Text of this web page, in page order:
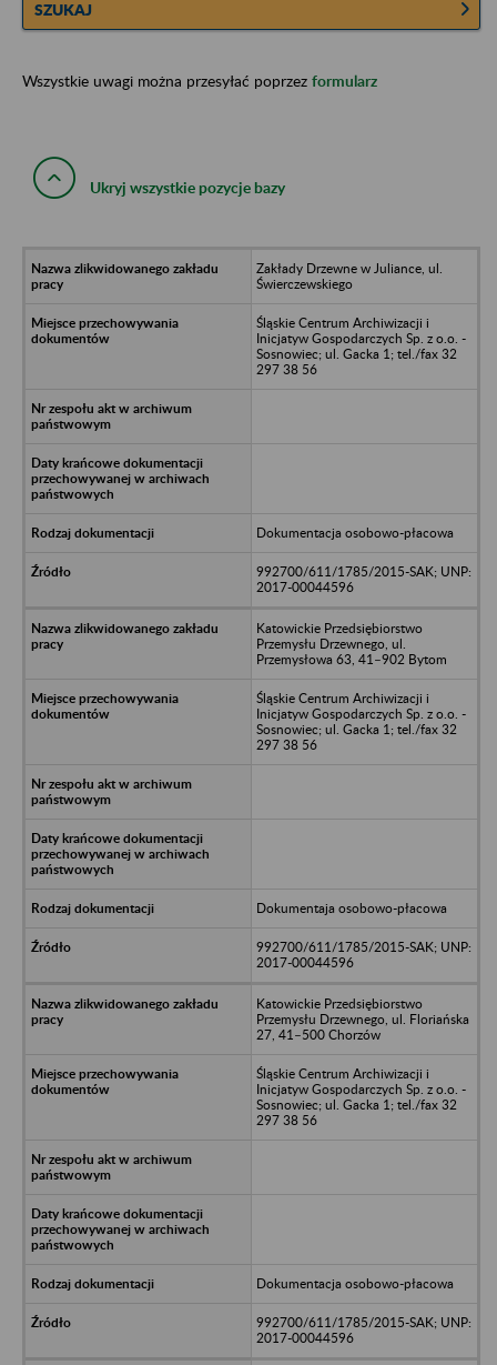
SZUKAJ
Wszystkie uwagi można przesyłać poprzez formularz
Ukryj wszystkie pozycje bazy
Zakłady Drzewne w Juliance, ul.
Świerczewskiego
Śląskie Centrum Archiwizacji i
Inicjatyw Gospodarczych Sp. z o.o. -
Sosnowiec; ul. Gacka 1; tel./fax 32
297 38 56
Dokumentacja osobowo-płacowa
992700/611/1785/2015-SAK; UNP:
2017-00044596
Katowickie Przedsiębiorstwo
Przemysłu Drzewnego, ul.
Przemysłowa 63, 41–902 Bytom
Śląskie Centrum Archiwizacji i
Inicjatyw Gospodarczych Sp. z o.o. -
Sosnowiec; ul. Gacka 1; tel./fax 32
297 38 56
Dokumentaja osobowo-płacowa
992700/611/1785/2015-SAK; UNP:
2017-00044596
Katowickie Przedsiębiorstwo
Przemysłu Drzewnego, ul. Floriańska
27, 41–500 Chorzów
Śląskie Centrum Archiwizacji i
Inicjatyw Gospodarczych Sp. z o.o. -
Sosnowiec; ul. Gacka 1; tel./fax 32
297 38 56
Dokumentacja osobowo-płacowa
992700/611/1785/2015-SAK; UNP:
2017-00044596